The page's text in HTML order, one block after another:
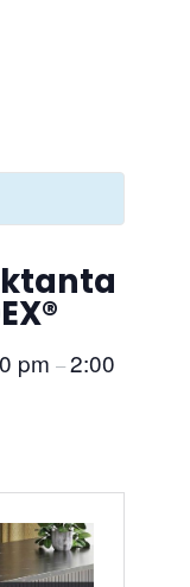
pm –2:00